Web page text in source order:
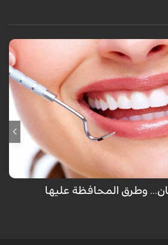
سوى الأسنان والتي تظهر للمرة الأولى كأسنان
العادية ولكن تفريش الأسنان كل يوم غير
طرق أخرى يجب إتباعها.
وطرق المحافظة عليها